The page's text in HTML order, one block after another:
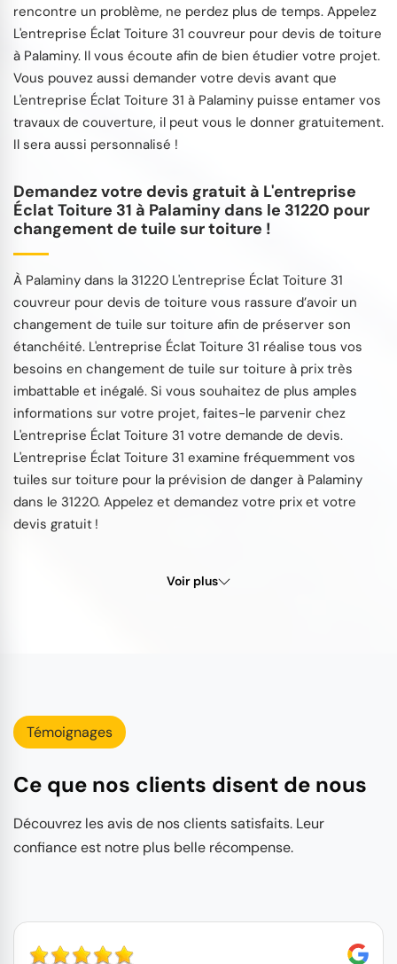
rencontre un problème, ne perdez plus de temps. Appelez
L'entreprise Éclat Toiture 31 couvreur pour devis de toiture
à Palaminy. Il vous écoute afin de bien étudier votre projet.
Vous pouvez aussi demander votre devis avant que
L'entreprise Éclat Toiture 31 à Palaminy puisse entamer vos
travaux de couverture, il peut vous le donner gratuitement.
Il sera aussi personnalisé !
Demandez votre devis gratuit à L'entreprise
Éclat Toiture 31 à Palaminy dans le 31220 pour
changement de tuile sur toiture !
À Palaminy dans la 31220 L'entreprise Éclat Toiture 31
couvreur pour devis de toiture vous rassure d’avoir un
changement de tuile sur toiture afin de préserver son
étanchéité. L'entreprise Éclat Toiture 31 réalise tous vos
besoins en changement de tuile sur toiture à prix très
imbattable et inégalé. Si vous souhaitez de plus amples
informations sur votre projet, faites-le parvenir chez
L'entreprise Éclat Toiture 31 votre demande de devis.
L'entreprise Éclat Toiture 31 examine fréquemment vos
tuiles sur toiture pour la prévision de danger à Palaminy
dans le 31220. Appelez et demandez votre prix et votre
devis gratuit !
Voir plus
Témoignages
Ce que nos clients disent de nous
Découvrez les avis de nos clients satisfaits. Leur
confiance est notre plus belle récompense.